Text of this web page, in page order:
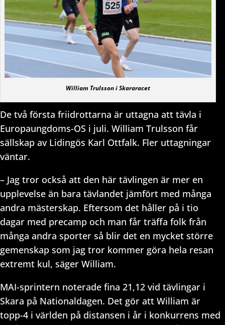
William Trulsson i Skararacet
De två första friidrottarna är uttagna att tävla i
Europaungdoms-OS i juli. William Trulsson får
sällskap av Lidingös Karl Ottfalk. Fler uttagningar
väntar.
– Jag tror också att den här tävlingen är mer en
upplevelse än bara tävlandet jämfört med många
andra mästerskap. Eftersom det håller på i tio
dagar med precamp och man får träffa folk från
många andra sporter så blir det en mycket större
gemenskap som jag tror kommer göra hela resan
extremt kul, säger William.
MAI-sprintern noterade fina 21,12 vid tävlingar i
Skara på Nationaldagen. Det gör att William är
topp-4 i världen på distansen i år i konkurrens med